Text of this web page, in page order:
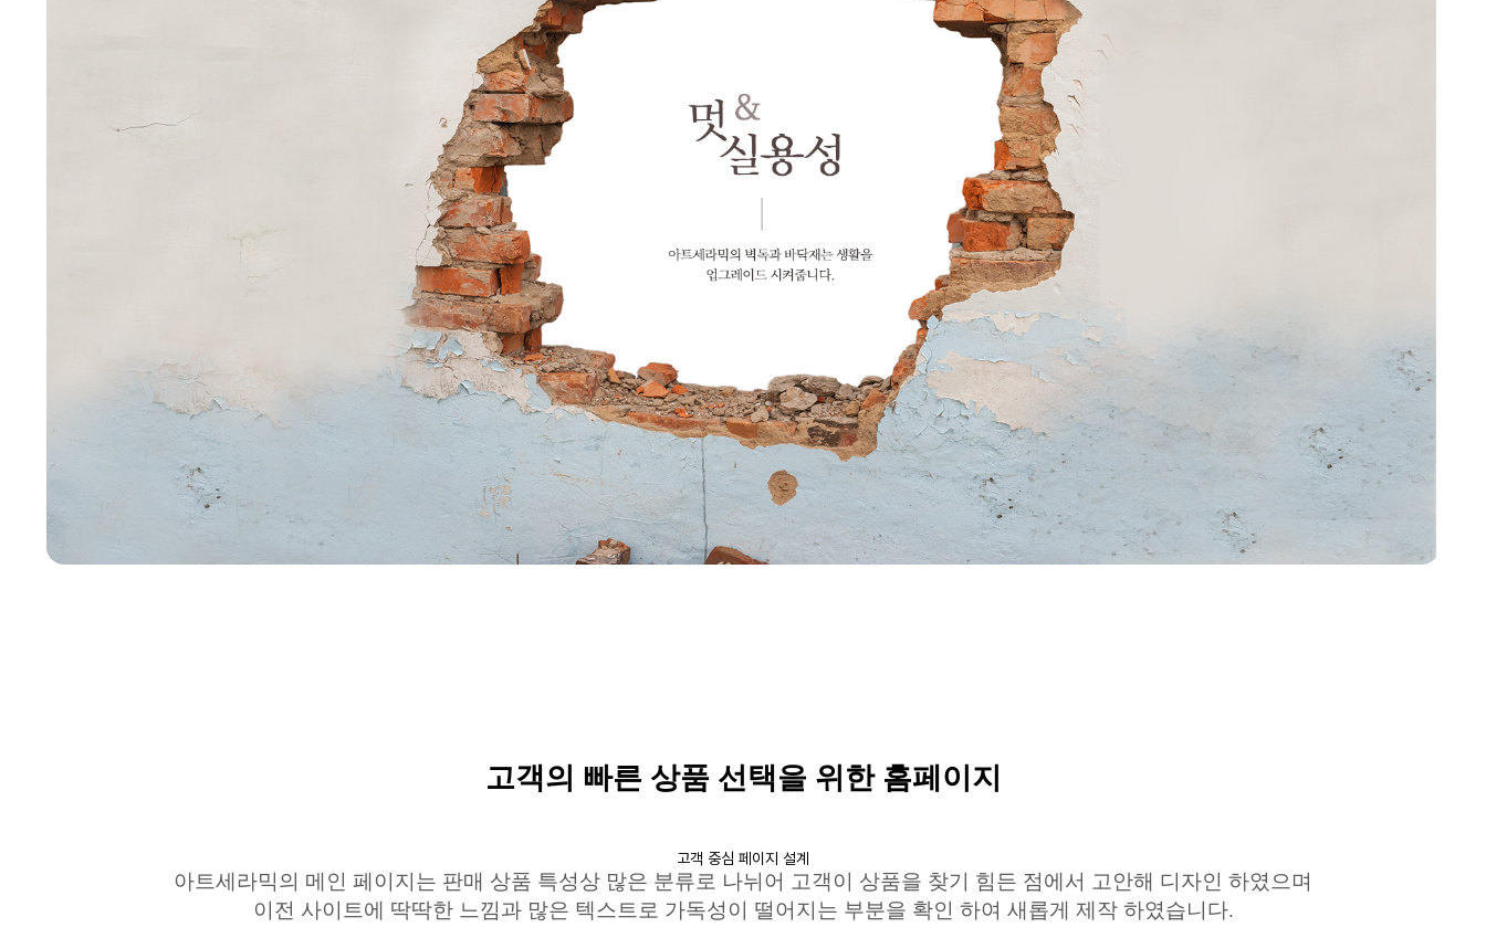
고객의 빠른 상품 선택을 위한 홈페이지
고객 중심 페이지 설계
아트세라믹의 메인 페이지는 판매 상품 특성상 많은 분류로 나뉘어 고객이 상품을 찾기 힘든 점에서 고안해 디자인 하였으며
이전 사이트에 딱딱한 느낌과 많은 텍스트로 가독성이 떨어지는 부분을 확인 하여 새롭게 제작 하였습니다.